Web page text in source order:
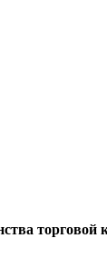
торговой